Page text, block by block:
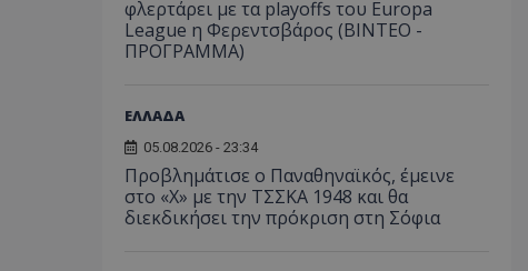
φλερτάρει με τα playoffs του Europa
League η Φερεντσβάρος (ΒΙΝΤΕΟ -
ΠΡΟΓΡΑΜΜΑ)
ΕΛΛΑΔΑ
05.08.2026 - 23:34
Προβλημάτισε ο Παναθηναϊκός, έμεινε
στο «Χ» με την ΤΣΣΚΑ 1948 και θα
διεκδικήσει την πρόκριση στη Σόφια